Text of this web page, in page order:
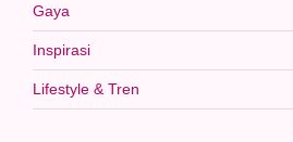
Gaya
Inspirasi
Lifestyle & Tren